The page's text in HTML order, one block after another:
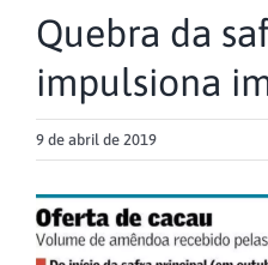
Quebra da
impulsiona
9 de abril de 2019
View
Larger